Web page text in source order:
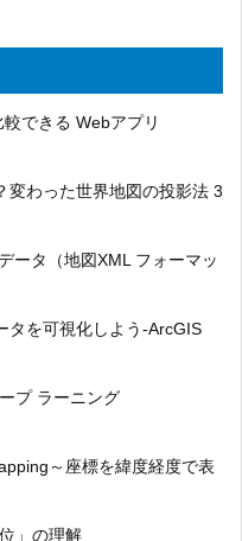
較できる Webアプリ
変わった世界地図の投影法 3
ータ（地図XML フォーマッ
タを可視化しよう-ArcGIS
プ ラーニング
～座標を緯度経度で表
」の理解